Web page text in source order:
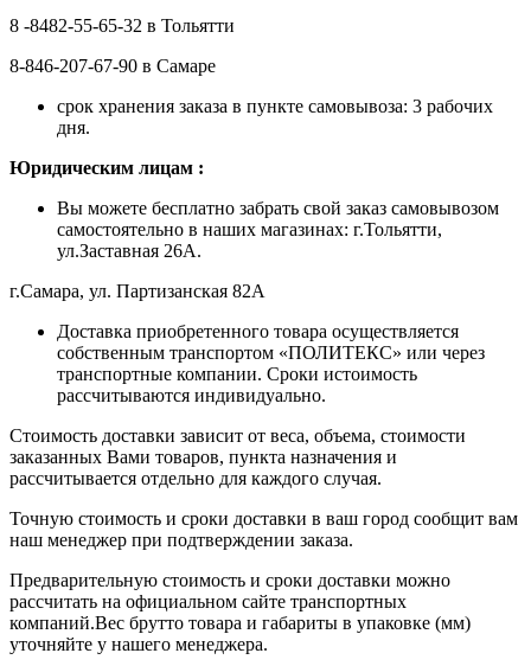
8 -8482-55-65-32 в Тольятти
8-846-207-67-90 в Самаре
срок хранения заказа в пункте самовывоза: 3 рабочих
дня.
Юридическим лицам :
Вы можете бесплатно забрать свой заказ самовывозом
самостоятельно в наших магазинах: г.Тольятти,
ул.Заставная 26А.
г.Самара, ул. Партизанская 82А
Доставка приобретенного товара осуществляется
собственным транспортом «ПОЛИТЕКС» или через
транспортные компании. Сроки истоимость
рассчитываются индивидуально.
Стоимость доставки зависит от веса, объема, стоимости
заказанных Вами товаров, пункта назначения и
рассчитывается отдельно для каждого случая.
Точную стоимость и сроки доставки в ваш город сообщит вам
наш менеджер при подтверждении заказа.
Предварительную стоимость и сроки доставки можно
рассчитать на официальном сайте транспортных
компаний.Вес брутто товара и габариты в упаковке (мм)
уточняйте у нашего менеджера.